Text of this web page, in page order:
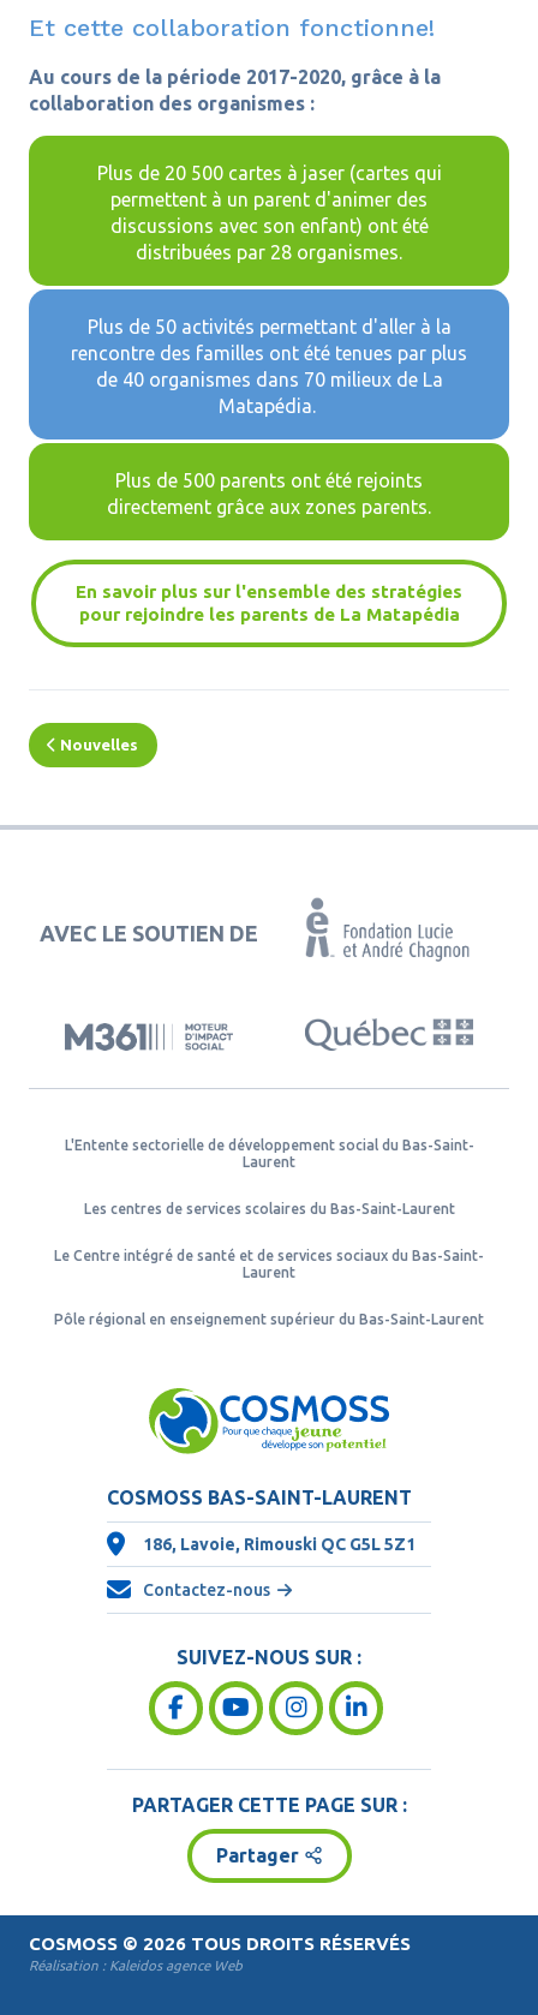
Et cette collaboration fonctionne!
Au cours de la période 2017-2020, grâce à la
collaboration des organismes :
Plus de 20 500 cartes à jaser (cartes qui
permettent à un parent d'animer des
discussions avec son enfant) ont été
distribuées par 28 organismes.
Plus de 50 activités permettant d'aller à la
rencontre des familles ont été tenues par plus
de 40 organismes dans 70 milieux de La
Matapédia.
Plus de 500 parents ont été rejoints
directement grâce aux zones parents.
En savoir plus sur l'ensemble des stratégies
pour rejoindre les parents de La Matapédia
Nouvelles
AVEC LE SOUTIEN DE
L'Entente sectorielle de développement social du Bas-Saint-
Laurent
Les centres de services scolaires du Bas-Saint-Laurent
Le Centre intégré de santé et de services sociaux du Bas-Saint-
Laurent
Pôle régional en enseignement supérieur du Bas-Saint-Laurent
COSMOSS BAS-SAINT-LAURENT
186, Lavoie, Rimouski QC G5L 5Z1
Contactez-nous
SUIVEZ-NOUS SUR :
PARTAGER CETTE PAGE SUR :
Partager
COSMOSS© 2026 TOUS DROITS RÉSERVÉS
Réalisation : Kaleidos agence Web